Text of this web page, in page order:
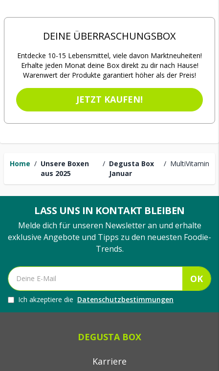
Home / Unsere Boxen
aus 2025
/ Degusta Box
Januar
/ MultiVitamin
DEINE ÜBERRASCHUNGSBOX
Entdecke 10-15 Lebensmittel, viele davon Marktneuheiten!
Erhalte jeden Monat deine Box direkt zu dir nach Hause!
Warenwert der Produkte garantiert höher als der Preis!
JETZT KAUFEN!
LASS UNS IN KONTAKT BLEIBEN
Melde dich für unseren Newsletter an und erhalte
exklusive Angebote und Tipps zu den neuesten Foodie-
Trends.
OK
Ich akzeptiere die Datenschutzbestimmungen
DEGUSTA BOX
Karriere